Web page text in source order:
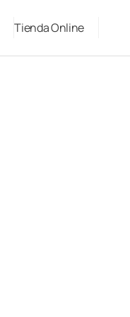
Tienda Online